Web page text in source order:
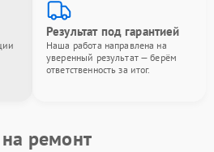
Результат под гарантией
Наша работа направлена на
уверенный результат — берём
ответственность за итог.
на ремонт